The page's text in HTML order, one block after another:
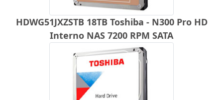
HDWG51JXZSTB 18TB Toshiba - N300 Pro HD
Interno NAS 7200 RPM SATA